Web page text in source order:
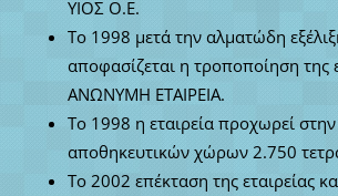
ΥΙΟΣ Ο.Ε.
Το 1998 μετά την αλματώδη
αποφασίζεται η τροποποίηση της
ΑΝΩΝΥΜΗ ΕΤΑΙΡΕΙΑ.
Το 1998 η εταιρεία προχωρεί
αποθηκευτικών χώρων 2.750
Το 2002 επέκταση της εταιρείας